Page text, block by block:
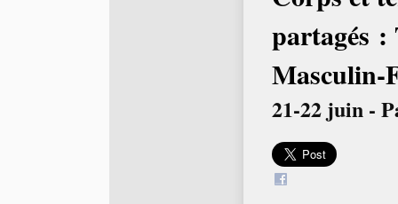
partagés :
Masculin-
21-22 juin -